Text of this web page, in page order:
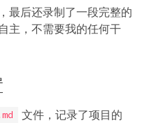
最后还录制了一段完整的
主，不需要我的任何干
文件，记录了项目的